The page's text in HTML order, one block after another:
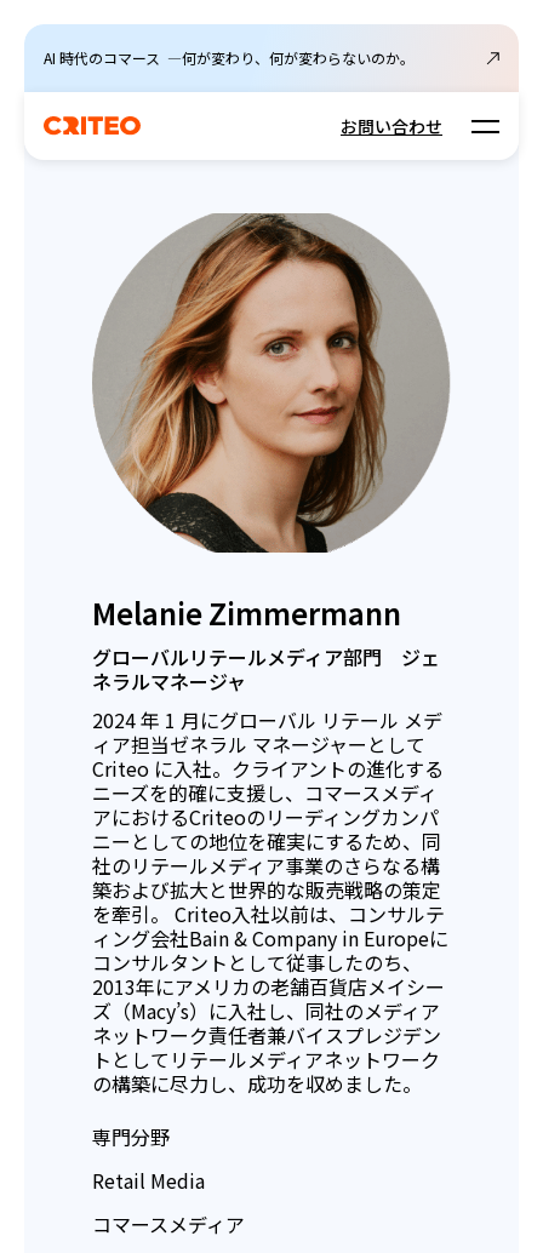
AI 時代のコマース ―何が変わり、何が変わらないのか。
お問い合わせ Open
Melanie Zimmermann
グローバルリテールメディア部門 ジェ
ネラルマネージャ
2024 年 1 月にグローバル リテール メデ
ィア担当ゼネラル マネージャーとして
Criteo に入社。クライアントの進化する
ニーズを的確に支援し、コマースメディ
アにおけるCriteoのリーディングカンパ
ニーとしての地位を確実にするため、同
社のリテールメディア事業のさらなる構
築および拡大と世界的な販売戦略の策定
を牽引。 Criteo入社以前は、コンサルテ
ィング会社Bain & Company in Europeに
コンサルタントとして従事したのち、
2013年にアメリカの老舗百貨店メイシー
ズ（Macy’s）に入社し、同社のメディア
ネットワーク責任者兼バイスプレジデン
トとしてリテールメディアネットワーク
の構築に尽力し、成功を収めました。
専門分野
Retail Media
コマースメディア